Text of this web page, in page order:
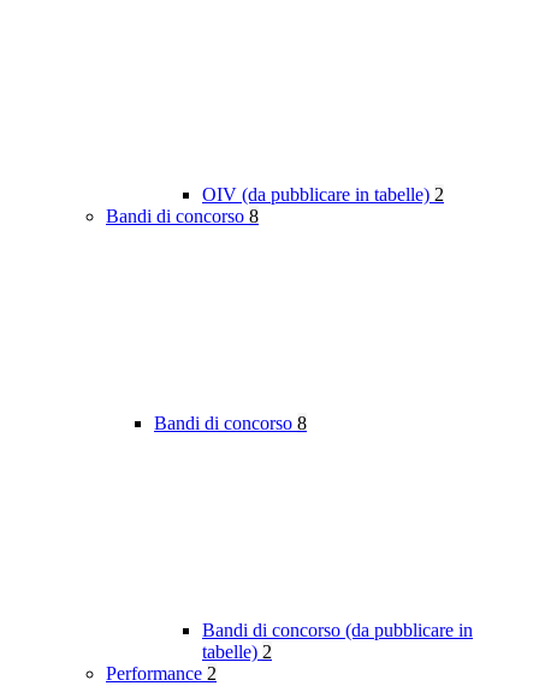
OIV (da pubblicare in tabelle) 2
Bandi di concorso 8
Bandi di concorso 8
Bandi di concorso (da pubblicare in
tabelle) 2
Performance 2